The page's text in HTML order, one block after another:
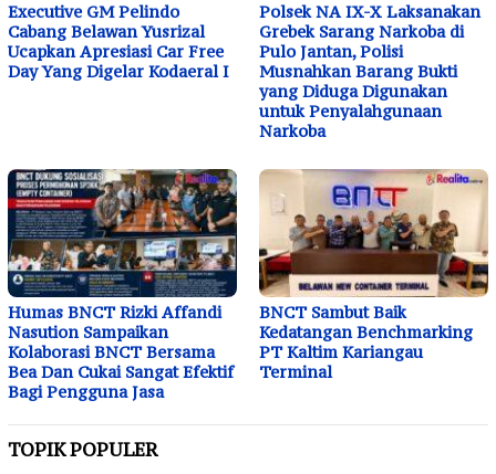
Executive GM Pelindo
Cabang Belawan Yusrizal
Ucapkan Apresiasi Car Free
Day Yang Digelar Kodaeral I
Polsek NA IX-X Laksanakan
Grebek Sarang Narkoba di
Pulo Jantan, Polisi
Musnahkan Barang Bukti
yang Diduga Digunakan
untuk Penyalahgunaan
Narkoba
Humas BNCT Rizki Affandi
Nasution Sampaikan
Kolaborasi BNCT Bersama
Bea Dan Cukai Sangat Efektif
Bagi Pengguna Jasa
BNCT Sambut Baik
Kedatangan Benchmarking
PT Kaltim Kariangau
Terminal
TOPIK POPULER